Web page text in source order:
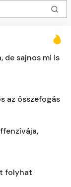
de sajnos mi is
az összefogás
folyhat